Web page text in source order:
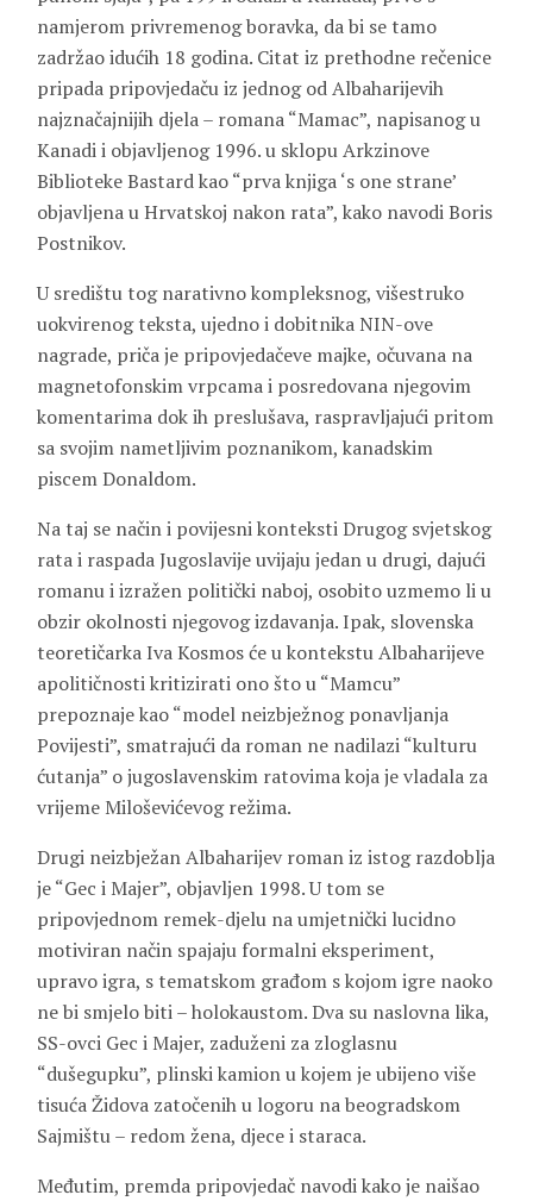
namjerom privremenog boravka, da bi se tamo
zadržao idućih 18 godina. Citat iz prethodne rečenice
pripada pripovjedaču iz jednog od Albaharijevih
najznačajnijih djela – romana “Mamac”, napisanog u
Kanadi i objavljenog 1996. u sklopu Arkzinove
Biblioteke Bastard kao “prva knjiga ‘s one strane’
objavljena u Hrvatskoj nakon rata”, kako navodi Boris
Postnikov.
U središtu tog narativno kompleksnog, višestruko
uokvirenog teksta, ujedno i dobitnika NIN-ove
nagrade, priča je pripovjedačeve majke, očuvana na
magnetofonskim vrpcama i posredovana njegovim
komentarima dok ih preslušava, raspravljajući pritom
sa svojim nametljivim poznanikom, kanadskim
piscem Donaldom.
Na taj se način i povijesni konteksti Drugog svjetskog
rata i raspada Jugoslavije uvijaju jedan u drugi, dajući
romanu i izražen politički naboj, osobito uzmemo li u
obzir okolnosti njegovog izdavanja. Ipak, slovenska
teoretičarka Iva Kosmos će u kontekstu Albaharijeve
apolitičnosti kritizirati ono što u “Mamcu”
prepoznaje kao “model neizbježnog ponavljanja
Povijesti”, smatrajući da roman ne nadilazi “kulturu
ćutanja” o jugoslavenskim ratovima koja je vladala za
vrijeme Miloševićevog režima.
Drugi neizbježan Albaharijev roman iz istog razdoblja
je “Gec i Majer”, objavljen 1998. U tom se
pripovjednom remek-djelu na umjetnički lucidno
motiviran način spajaju formalni eksperiment,
upravo igra, s tematskom građom s kojom igre naoko
ne bi smjelo biti – holokaustom. Dva su naslovna lika,
SS-ovci Gec i Majer, zaduženi za zloglasnu
“dušegupku”, plinski kamion u kojem je ubijeno više
tisuća Židova zatočenih u logoru na beogradskom
Sajmištu – redom žena, djece i staraca.
Međutim, premda pripovjedač navodi kako je naišao